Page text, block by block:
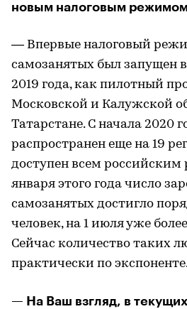
новым налоговым
— Впервые налоговый
самозанятых был запущен в
2019 года, как пилотный
Московской и Калужской
Татарстане. С начала 2020
распространен еще на 19
доступен всем российским
января этого года число
самозанятых достигло
человек, на 1 июля уже
Сейчас количество таких
практически по
— На Ваш взгляд, в